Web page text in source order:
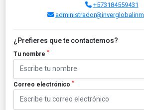
+573184559431
¿Prefieres que te contactemos?
Tu nombre *
Correo electrónico *